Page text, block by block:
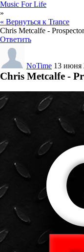
Music For Life
»
« Вернуться к Trance
Chris Metcalfe - Prospector
Ответить
NoTime 13 июня
Chris Metcalfe -